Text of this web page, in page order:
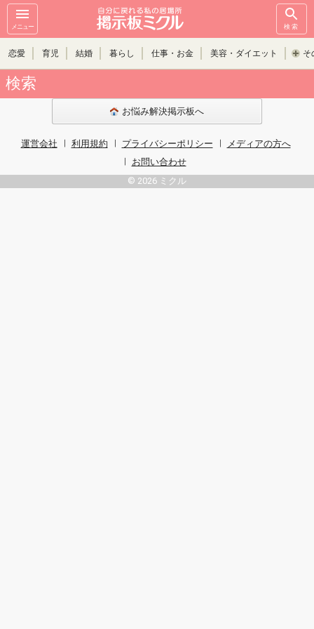
メニュー 検索
恋愛 育児 結婚 暮らし 仕事・お金 美容・ダイエット そ
検索
お悩み解決掲示板へ
運営会社 利用規約 プライバシーポリシー
メディアの方へ
お問い合わせ
© 2026 ミクル